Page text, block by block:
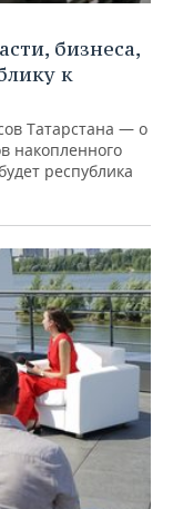
бизнеса,
к
Татарстана — о
накопленного
республика